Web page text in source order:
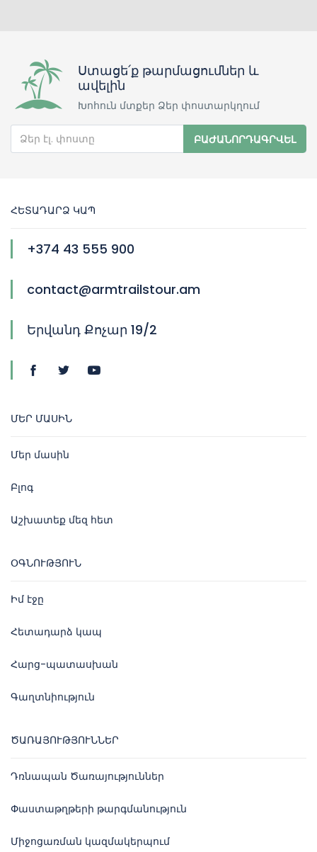
Ստացե՛ք թարմացումներ և
ավելին
Խոհուն մտքեր Ձեր փոստարկղում
ԲԱԺԱՆՈՐԴԱԳՐՎԵԼ
ՀԵՏԱԴԱՐՁ ԿԱՊ
+374 43 555 900
contact@armtrailstour.am
Երվանդ Քոչար 19/2
ՄԵՐ ՄԱՍԻՆ
Մեր մասին
Բլոգ
Աշխատեք մեզ հետ
ՕԳՆՈՒԹՅՈՒՆ
Իմ էջը
Հետադարձ կապ
Հարց-պատասխան
Գաղտնիություն
ԾԱՌԱՅՈՒԹՅՈՒՆՆԵՐ
Դռնապան Ծառայություններ
Փաստաթղթերի թարգմանություն
Միջոցառման կազմակերպում